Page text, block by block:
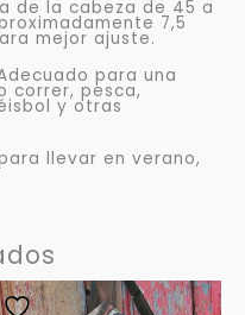
de la cabeza de 45 a
7,5
mejor ajuste.
para una
correr, pesca,
y otras
llevar en verano,